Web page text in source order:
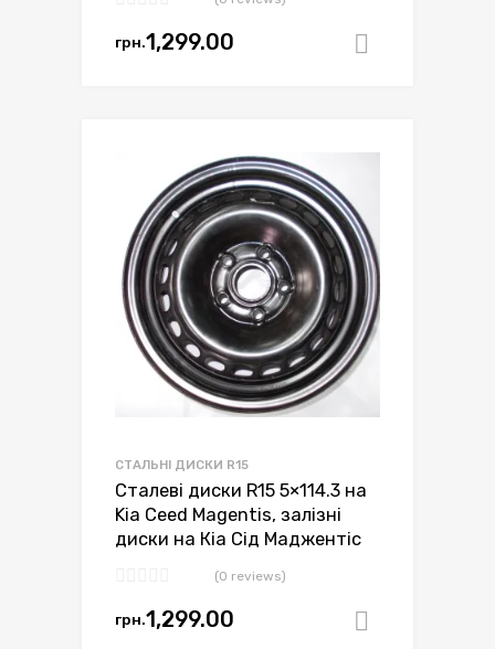
грн.1,299.00
СТАЛЬНІ ДИСКИ R15
Сталеві диски R15 5×114.3 на
Kia Ceed Magentis, залізні
диски на Кіа Сід Маджентіс
(0 reviews)
грн.1,299.00